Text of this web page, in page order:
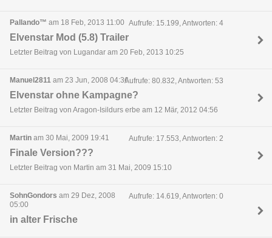
Pallando™ am 18 Feb, 2013 11:00 Aufrufe: 15.199, Antworten: 4
Elvenstar Mod (5.8) Trailer
Letzter Beitrag von Lugandar am 20 Feb, 2013 10:25
Manuel2811 am 23 Jun, 2008 04:36Aufrufe: 80.832, Antworten: 53
Elvenstar ohne Kampagne?
Letzter Beitrag von Aragon-Isildurs erbe am 12 Mär, 2012 04:56
Martin am 30 Mai, 2009 19:41 Aufrufe: 17.553, Antworten: 2
Finale Version???
Letzter Beitrag von Martin am 31 Mai, 2009 15:10
SohnGondors am 29 Dez, 2008
05:00
Aufrufe: 14.619, Antworten: 0
in alter Frische